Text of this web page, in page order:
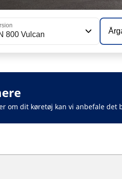
800 Vulcan
om dit køretøj kan vi anbefale